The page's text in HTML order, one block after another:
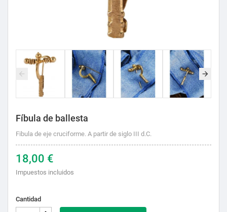
Fíbula de ballesta
Fibula de eje cruciforme. A partir de siglo III d.C.
18,00 €
Impuestos incluidos
Cantidad